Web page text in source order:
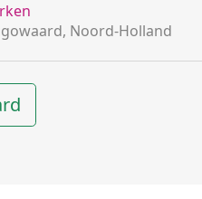
Noord-Holland